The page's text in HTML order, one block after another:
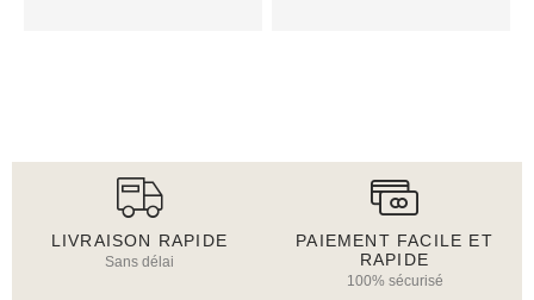
LIVRAISON RAPIDE
Sans délai
PAIEMENT FACILE ET
RAPIDE
100% sécurisé